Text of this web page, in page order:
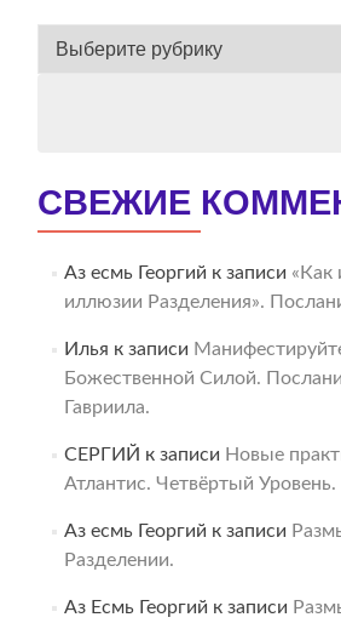
ВЕСЬ
СВЕЖИЕ
Аз есмь Георгий к записи «Как
иллюзии Разделения».
Илья к записи
Божественной Силой.
Гавриила.
СЕРГИЙ к записи Новые
Атлантис. Четвёртый Уровень.
Аз есмь Георгий к записи
Разделении.
Аз Есмь Георгий к записи